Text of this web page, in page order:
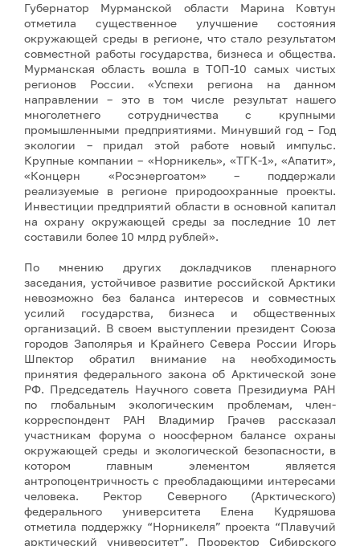
Губернатор Мурманской области Марина Ковтун
отметила существенное улучшение состояния
окружающей среды в регионе, что стало результатом
совместной работы государства, бизнеса и общества.
Мурманская область вошла в ТОП-10 самых чистых
регионов России. «Успехи региона на данном
направлении – это в том числе результат нашего
многолетнего сотрудничества с крупными
промышленными предприятиями. Минувший год – Год
экологии – придал этой работе новый импульс.
Крупные компании – «Норникель», «ТГК-1», «Апатит»,
«Концерн «Росэнергоатом» – поддержали
реализуемые в регионе природоохранные проекты.
Инвестиции предприятий области в основной капитал
на охрану окружающей среды за последние 10 лет
составили более 10 млрд рублей».
По мнению других докладчиков пленарного
заседания, устойчивое развитие российской Арктики
невозможно без баланса интересов и совместных
усилий государства, бизнеса и общественных
организаций. В своем выступлении президент Союза
городов Заполярья и Крайнего Севера России Игорь
Шпектор обратил внимание на необходимость
принятия федерального закона об Арктической зоне
РФ. Председатель Научного совета Президиума РАН
по глобальным экологическим проблемам, член-
корреспондент РАН Владимир Грачев рассказал
участникам форума о ноосферном балансе охраны
окружающей среды и экологической безопасности, в
котором главным элементом является
антропоцентричность с преобладающими интересами
человека. Ректор Северного (Арктического)
федерального университета Елена Кудряшова
отметила поддержку “Норникеля” проекта “Плавучий
арктический университет”. Проректор Сибирского